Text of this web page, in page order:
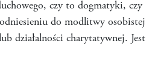
czy to dogmatyki, czy
do modlitwy osobistej
działalności charytatywnej. Jest